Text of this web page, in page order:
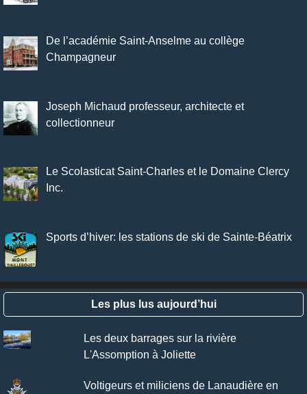
De l’académie Saint-Anselme au collège
Champagneur
Joseph Michaud professeur, architecte et
collectionneur
Le Scolasticat Saint-Charles et le Domaine Clercy
Inc.
Sports d’hiver: les stations de ski de Sainte-Béatrix
Les plus lus aujourd’hui
Les deux barrages sur la rivière
L'Assomption à Joliette
Voltigeurs et miliciens de Lanaudière en